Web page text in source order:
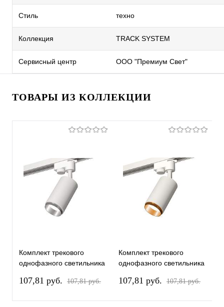
Стиль техно
Коллекция TRACK SYSTEM
Сервисный центр ООО "Премиум Свет"
ТОВАРЫ ИЗ КОЛЛЕКЦИИ
Комплект трекового
однофазного светильника
белый песок/серебро
107,81 pуб. 107,81 pуб.
Комплект трекового
однофазного светильника
белый песок/золото
107,81 pуб. 107,81 pуб.